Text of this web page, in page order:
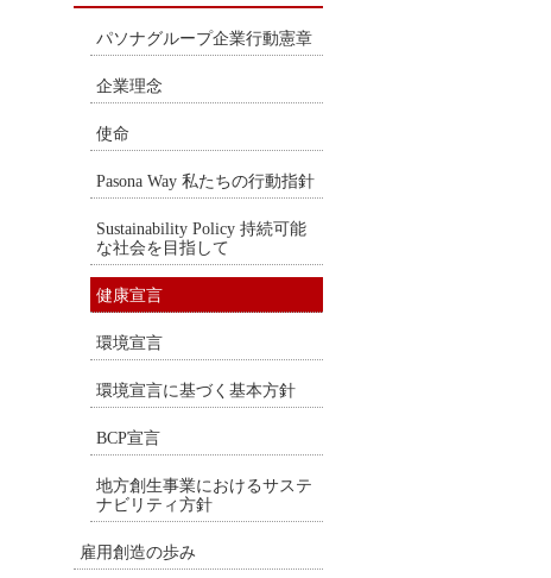
パソナグループ企業行動憲章
企業理念
使命
Pasona Way 私たちの行動指針
Sustainability Policy 持続可能
な社会を目指して
健康宣言
環境宣言
環境宣言に基づく基本方針
BCP宣言
地方創生事業におけるサステ
ナビリティ方針
雇用創造の歩み